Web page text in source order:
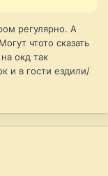
регулярно. А
чтото сказать
окд так
и в гости ездили/